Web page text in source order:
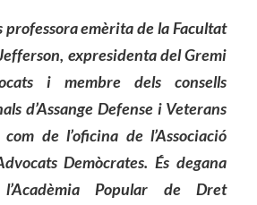
emèrita de la Facultat
expresidenta del Gremi
i membre dels consells
d’Assange Defense i Veterans
de l’oficina de l’Associació
Demòcrates. És degana
Popular de Dret